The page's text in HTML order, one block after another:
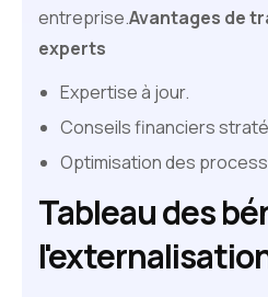
entreprise.Avantages de
experts
Expertise à jour.
Conseils financiers
Optimisation des
Tableau des